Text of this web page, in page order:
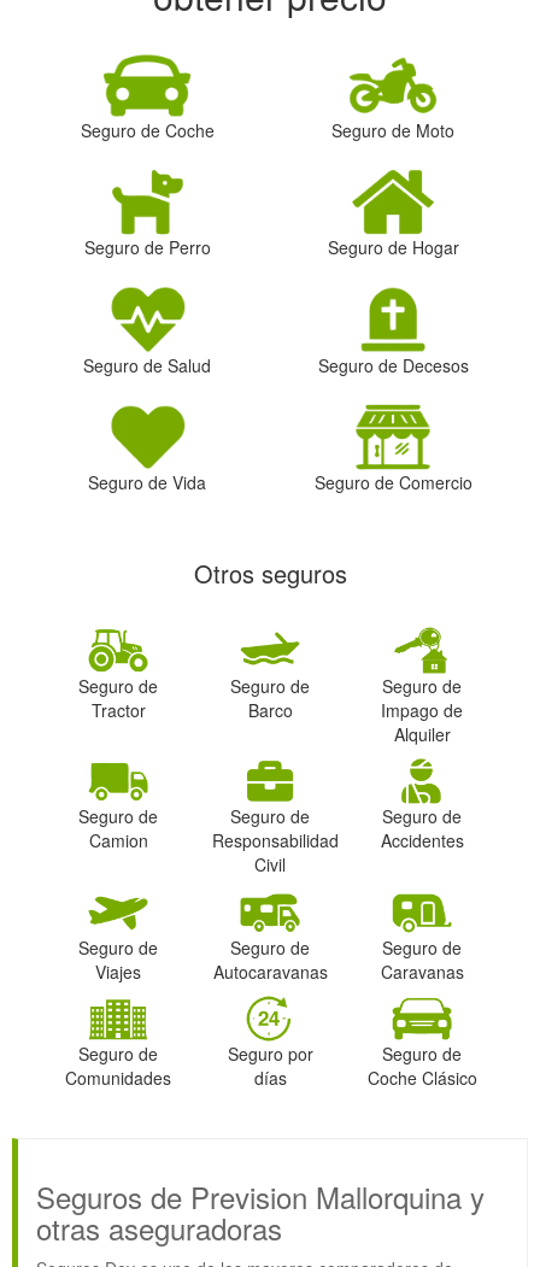
Seguro de Coche Seguro de Moto
Seguro de Perro Seguro de Hogar
Seguro de Salud Seguro de Decesos
Seguro de Vida Seguro de Comercio
Otros seguros
Seguro de
Tractor
Seguro de
Barco
Seguro de
Impago de
Alquiler
Seguro de
Camion
Seguro de
Responsabilidad
Civil
Seguro de
Accidentes
Seguro de
Viajes
Seguro de
Autocaravanas
Seguro de
Caravanas
Seguro de
Comunidades
Seguro por
días
Seguro de
Coche Clásico
Seguros de Prevision Mallorquina y
otras aseguradoras